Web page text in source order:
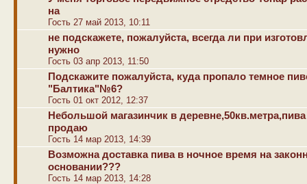
на
Гость 27 май 2013, 10:11
не подскажете, пожалуйста, всегда ли при
нужно
Гость 03 апр 2013, 11:50
Подскажите пожалуйста, куда пропало темное
"Балтика"№6?
Гость 01 окт 2012, 12:37
Небольшой магазинчик в
продаю
Гость 14 мар 2013, 14:39
Возможна доставка пива в ночное время на
основании???
Гость 14 мар 2013, 14:28